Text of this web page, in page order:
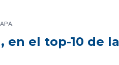
en el top-10 de la